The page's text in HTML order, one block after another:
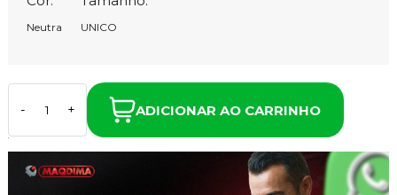
Neutra UNICO
- + ADICIONAR AO CARRINHO